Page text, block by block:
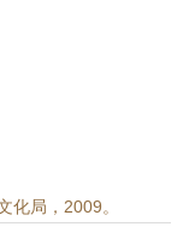
化局，2009。